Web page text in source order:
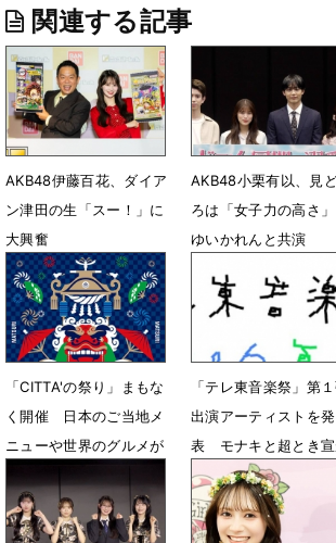
関連する記事
AKB48伊藤百花、ダイア
ン津田の生「スー！」に
大興奮
8月2日 07時02分
AKB48小栗有以、見
ろは「女子力の高さ
ゆいかれんと共演
「CITTA'の祭り」まもな
く開催 ⽇本のご当地メ
ニューや世界のグルメが
6月17日 19時00分
「テレ東音楽祭」第
出演アーティストを発
表 モナキと超とき
福岡の意外なスポット
ら生中継
6月15日 12時00分